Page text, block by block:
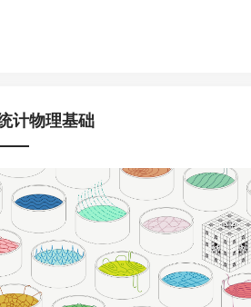
计物理基础